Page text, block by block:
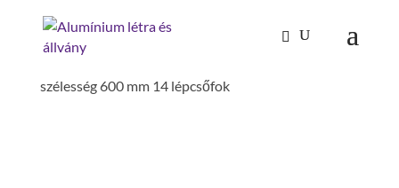
Kezdőlap/Mászástechnika
Mozgatható lépcsős
szélesség 600 mm 14 lépcsőfok